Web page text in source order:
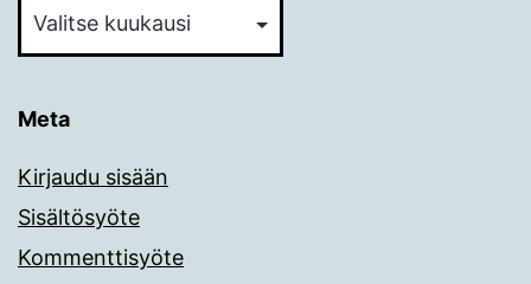
Meta
Kirjaudu sisään
Sisältösyöte
Kommenttisyöte